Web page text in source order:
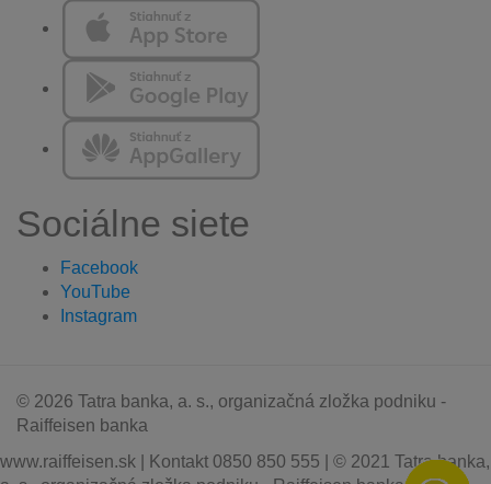
Sociálne siete
Facebook
YouTube
Instagram
© 2026 Tatra banka, a. s., organizačná zložka podniku -
Raiffeisen banka
www.raiffeisen.sk | Kontakt 0850 850 555 | © 2021 Tatra banka,